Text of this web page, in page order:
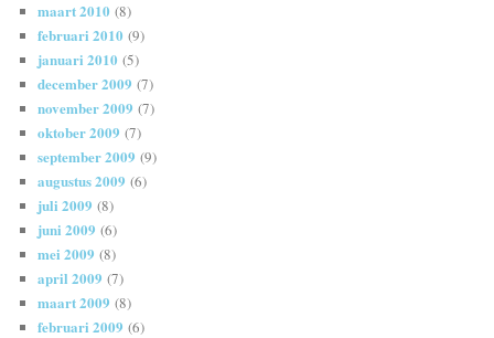
maart 2010 (8)
februari 2010 (9)
januari 2010 (5)
december 2009 (7)
november 2009 (7)
oktober 2009 (7)
september 2009 (9)
augustus 2009 (6)
juli 2009 (8)
juni 2009 (6)
mei 2009 (8)
april 2009 (7)
maart 2009 (8)
februari 2009 (6)